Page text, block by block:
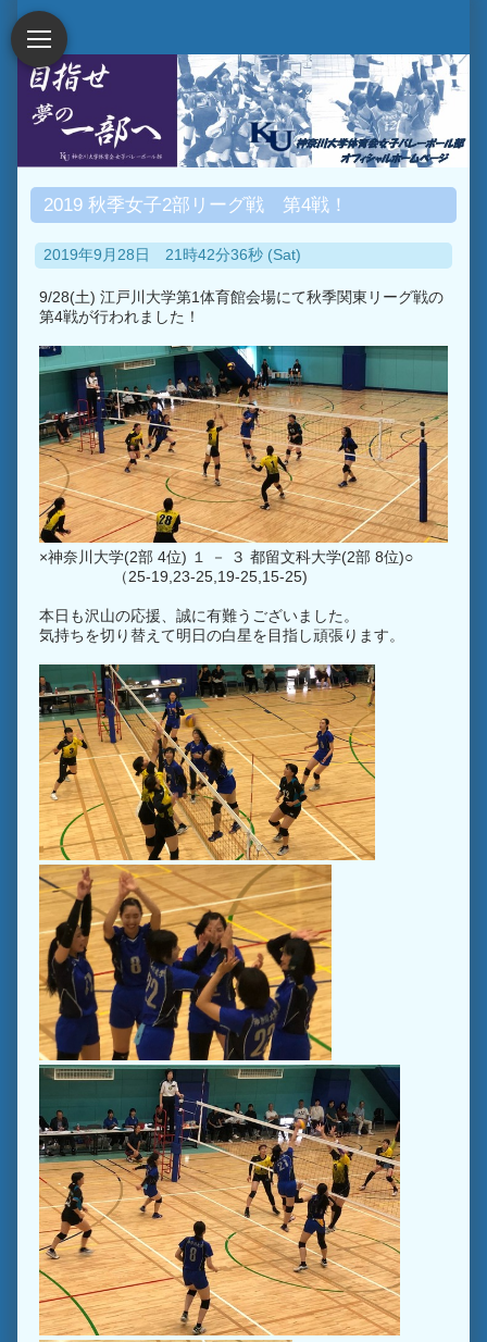
2019 秋季女子2部リーグ戦 第4戦！
2019年9月28日 21時42分36秒 (Sat)
9/28(土) 江戸川大学第1体育館会場にて秋季関東リーグ戦の
第4戦が行われました！
×神奈川大学(2部 4位) １ － ３ 都留文科大学(2部 8位)○
（25-19,23-25,19-25,15-25)
本日も沢山の応援、誠に有難うございました。
気持ちを切り替えて明日の白星を目指し頑張ります。